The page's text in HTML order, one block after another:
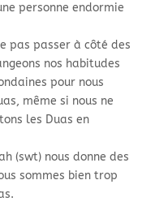
personne endormie
pas passer à côté des
nos habitudes
pour nous
même si nous ne
les Duas en
(swt) nous donne des
sommes bien trop